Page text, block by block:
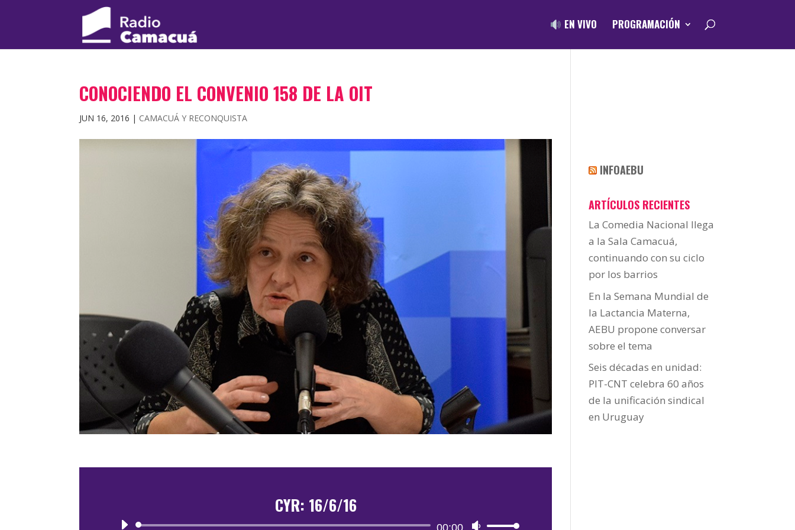
EN VIVO PROGRAMACIÓN
CONOCIENDO EL CONVENIO 158 DE LA OIT
JUN 16, 2016 | CAMACUÁ Y RECONQUISTA
CYR: 16/6/16
Reproductor
00:00
Utiliza
INFOAEBU
ARTÍCULOS RECIENTES
La Comedia Nacional llega
a la Sala Camacuá,
continuando con su ciclo
por los barrios
En la Semana Mundial de
la Lactancia Materna,
AEBU propone conversar
sobre el tema
Seis décadas en unidad:
PIT-CNT celebra 60 años
de la unificación sindical
en Uruguay